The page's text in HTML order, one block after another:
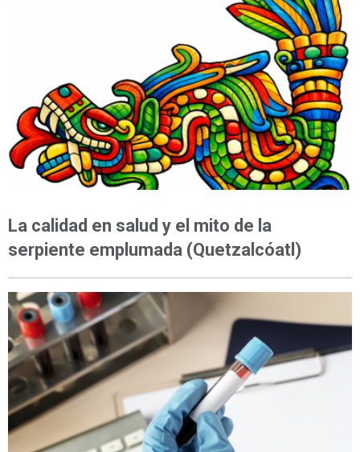
La calidad en salud y el mito de la
serpiente emplumada (Quetzalcóatl)